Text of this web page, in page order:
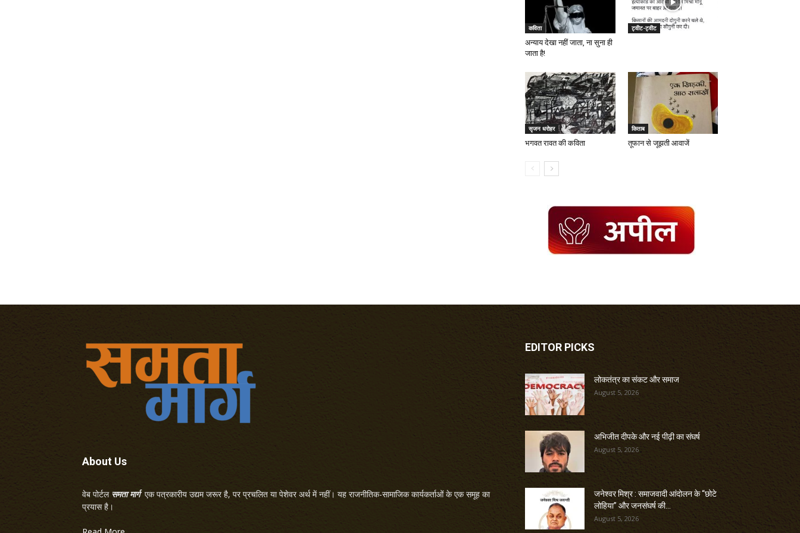
कविता
अन्याय देखा नहीं जाता, ना सुना ही
जाता है!
ट्वीट-ट्वीट
सृजन धरोहर
भगवत रावत की कविता
किताब
तूफान से जूझती आवाजें
About Us
वेब पोर्टल समता मार्गएक पत्रकारीय उद्यम जरूर है, पर प्रचलित या पेशेवर अर्थ में नहीं। यह राजनीतिक-सामाजिक कार्यकर्ताओं के एक समूह का
प्रयास है।
EDITOR PICKS
लोकतंत्र का संकट और समाज
August 5, 2026
अभिजीत दीपके और नई पीढ़ी का संघर्ष
August 5, 2026
जनेश्वर मिश्र : समाजवादी आंदोलन के “छोटे
लोहिया” और जनसंघर्ष की...
August 5, 2026